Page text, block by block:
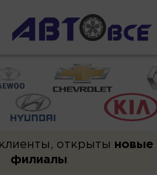
открыты новые
филиалы